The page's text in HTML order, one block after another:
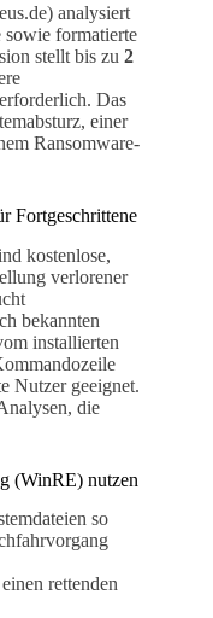
analysiert
sowie formatierte
stellt bis zu 2
Das
einer
Ransomware-
Fortgeschrittene
kostenlose,
verlorener
bekannten
installierten
Nutzer geeignet.
die
(WinRE) nutzen
so
einen rettenden